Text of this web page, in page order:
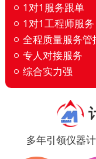
1对1服务跟单
1对1工程师服务
全程质量服务管
专人对接服务
综合实力强
多年引领仪器